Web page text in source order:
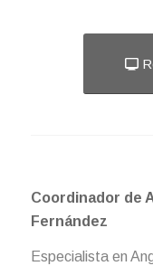
Coordinador de
Fernández
Especialista en